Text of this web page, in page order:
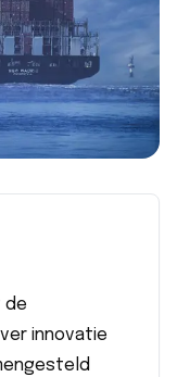
de
innovatie